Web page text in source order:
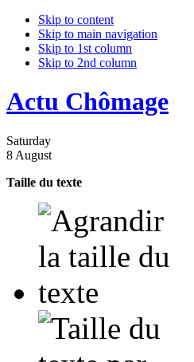
Skip to content
Skip to main navigation
Skip to 1st column
Skip to 2nd column
Actu Chômage
Saturday
8 August
Taille du texte